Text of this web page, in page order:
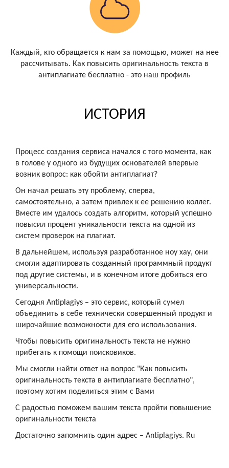
Каждый, кто обращается к нам за помощью, может на нее
рассчитывать. Как повысить оригинальность текста в
антиплагиате бесплатно - это наш профиль
ИСТОРИЯ
Процесс создания сервиса начался с того момента, как
в голове у одного из будущих основателей впервые
возник вопрос: как обойти антиплагиат?
Он начал решать эту проблему, сперва,
самостоятельно, а затем привлек к ее решению коллег.
Вместе им удалось создать алгоритм, который успешно
повысил процент уникальности текста на одной из
систем проверок на плагиат.
В дальнейшем, используя разработанное ноу хау, они
смогли адаптировать созданный программный продукт
под другие системы, и в конечном итоге добиться его
универсальности.
Сегодня Antiplagiys – это сервис, который сумел
объединить в себе технически совершенный продукт и
широчайшие возможности для его использования.
Чтобы повысить оригинальность текста не нужно
прибегать к помощи поисковиков.
Мы смогли найти ответ на вопрос "Как повысить
оригинальность текста в антиплагиате бесплатно",
поэтому хотим поделиться этим с Вами
С радостью поможем вашим текста пройти повышение
оригинальности текста
Достаточно запомнить один адрес – Antiplagiys. Ru